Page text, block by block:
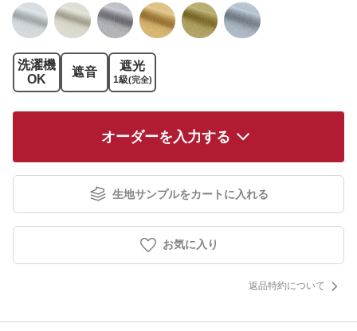
洗濯機
OK
遮音 遮光
1級(完全)
オーダーを入力する
生地サンプルをカートに入れる
お気に入り
返品特約について